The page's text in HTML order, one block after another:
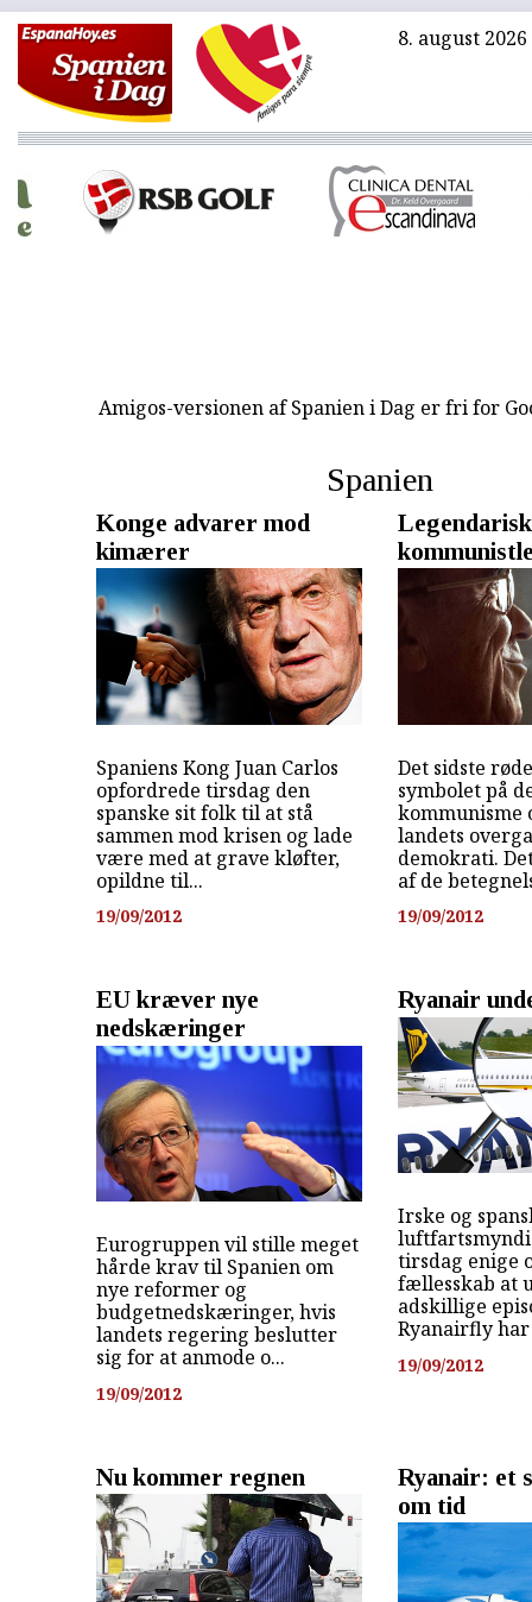
8. august 2026
Amigos-versionen af Spanien i Dag er fri for
Spanien
Konge advarer mod
kimærer
Spaniens Kong Juan Carlos
opfordrede tirsdag den
spanske sit folk til at stå
sammen mod krisen og lade
være med at grave kløfter,
opildne til...
19/09/2012
Legendarisk
Det sidste
symbolet på
kommunisme
landets
demokrati.
af de
19/09/2012
EU kræver nye
nedskæringer
Eurogruppen vil stille meget
hårde krav til Spanien om
nye reformer og
budgetnedskæringer, hvis
landets regering beslutter
sig for at anmode o...
19/09/2012
Ryanair
Irske og
tirsdag enige
fællesskab at
adskillige
Ryanairfly
19/09/2012
Nu kommer regnen
Ryanair: et
om tid